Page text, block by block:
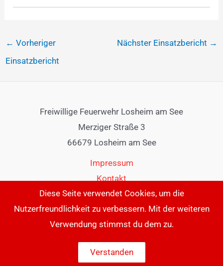
← Vorheriger
Einsatzbericht
Nächster Einsatzbericht →
Freiwillige Feuerwehr Losheim am See
Merziger Straße 3
66679 Losheim am See
Impressum
Kontakt
Diese Seite verwendet Cookies, um die
Nutzerfreundlichkeit zu verbessern. Mit der weiteren
Verwendung stimmst du dem zu.
Verstanden